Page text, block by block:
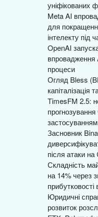
уніфікованих
Meta AI
для
інтелекту під
OpenAI
впровадження
процеси
Огляд Bless
капіталізація
TimesFM 2.5:
прогнозування
Засновник
після атаки
Складність
на 14% через
прибутковості
Юридичні
розвиток